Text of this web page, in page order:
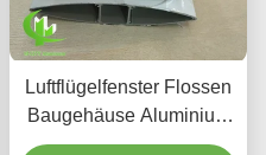
Luftflügelfenster Flossen
Baugehäuse Aluminium
extrudierte